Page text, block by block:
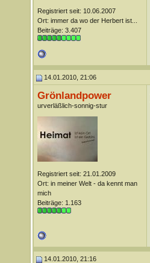
Registriert seit: 10.06.2007
Ort: immer da wo der Herbert ist...
Beiträge: 3.407
14.01.2010, 21:06
Grönlandpower
urverläßlich-sonnig-stur
Registriert seit: 21.01.2009
Ort: in meiner Welt - da kennt man
mich
Beiträge: 1.163
14.01.2010, 21:16